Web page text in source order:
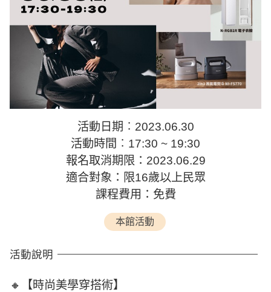
活動日期︰2023.06.30
活動時間︰17:30 ~ 19:30
報名取消期限：2023.06.29
適合對象：限16歲以上民眾
課程費用：免費
本館活動
活動說明
🔸【時尚美學穿搭術】